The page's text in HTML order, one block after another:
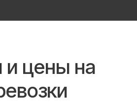
цены на